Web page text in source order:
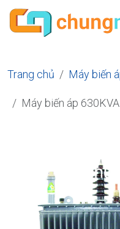
Trang chủ Máy biến
Máy biến áp